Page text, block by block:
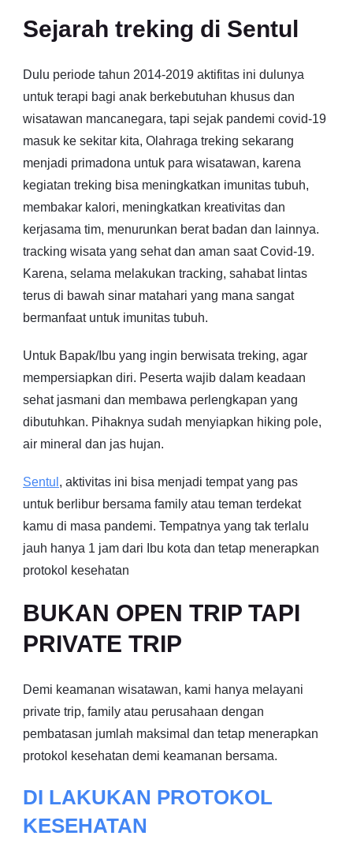
Sejarah treking di Sentul
Dulu periode tahun 2014-2019 aktifitas ini dulunya
untuk terapi bagi anak berkebutuhan khusus dan
wisatawan mancanegara, tapi sejak pandemi covid-19
masuk ke sekitar kita, Olahraga treking sekarang
menjadi primadona untuk para wisatawan, karena
kegiatan treking bisa meningkatkan imunitas tubuh,
membakar kalori, meningkatkan kreativitas dan
kerjasama tim, menurunkan berat badan dan lainnya.
tracking wisata yang sehat dan aman saat Covid-19.
Karena, selama melakukan tracking, sahabat lintas
terus di bawah sinar matahari yang mana sangat
bermanfaat untuk imunitas tubuh.
Untuk Bapak/Ibu yang ingin berwisata treking, agar
mempersiapkan diri. Peserta wajib dalam keadaan
sehat jasmani dan membawa perlengkapan yang
dibutuhkan. Pihaknya sudah menyiapkan hiking pole,
air mineral dan jas hujan.
Sentul , aktivitas ini bisa menjadi tempat yang pas
untuk berlibur bersama family atau teman terdekat
kamu di masa pandemi. Tempatnya yang tak terlalu
jauh hanya 1 jam dari Ibu kota dan tetap menerapkan
protokol kesehatan
BUKAN OPEN TRIP TAPI
PRIVATE TRIP
Demi keamanan wisatawan, kami hanya melayani
private trip, family atau perusahaan dengan
pembatasan jumlah maksimal dan tetap menerapkan
protokol kesehatan demi keamanan bersama.
DI LAKUKAN PROTOKOL
KESEHATAN